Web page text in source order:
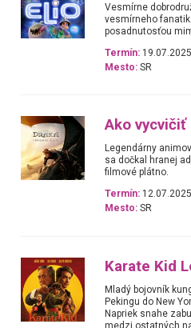
Vesmírne
vesmírneho
posadnutosťou
Termín:
Mesto: SR
Ako vycvičiť
Legendárny
sa dočkal hranej
filmové plátno.
Termín:
Mesto: SR
Karate Kid
Mladý bojovník
Pekingu do New
Napriek snahe
medzi ostatných